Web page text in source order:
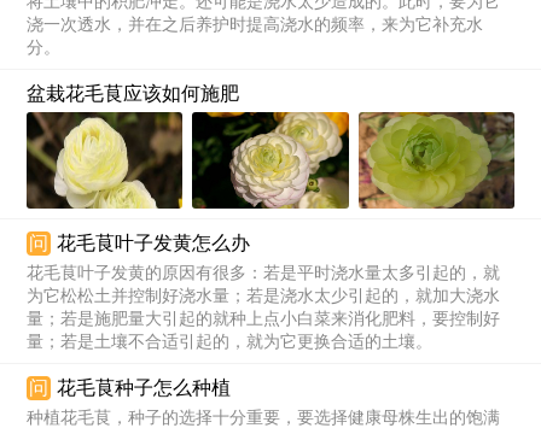
浇一次透水，并在之后养护时提高浇水的频率，来为它补充水
分。
盆栽花毛茛应该如何施肥
问 花毛茛叶子发黄怎么办
花毛茛叶子发黄的原因有很多：若是平时浇水量太多引起的，就
为它松松土并控制好浇水量；若是浇水太少引起的，就加大浇水
量；若是施肥量大引起的就种上点小白菜来消化肥料，要控制好
量；若是土壤不合适引起的，就为它更换合适的土壤。
问 花毛茛种子怎么种植
种植花毛茛，种子的选择十分重要，要选择健康母株生出的饱满